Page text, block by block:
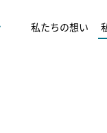
私たちの想い